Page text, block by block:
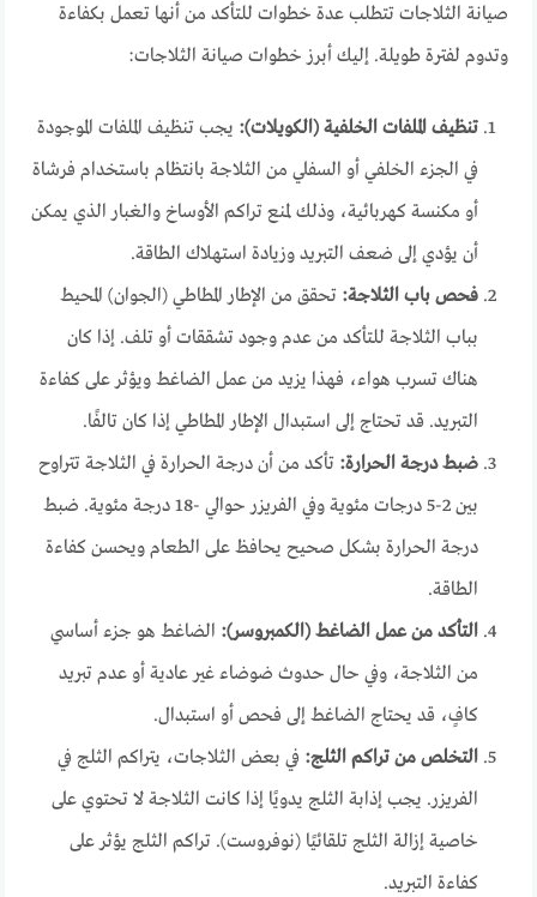
صيانة الثلاجات تتطلب عدة خطوات للتأكد من أنها تعمل بكفاءة
وتدوم لفترة طويلة. إليك أبرز خطوات صيانة الثلاجات:
تنظيف الملفات الخلفية (الكويلات): يجب تنظيف الملفات الموجودة
في الجزء الخلفي أو السفلي من الثلاجة بانتظام باستخدام فرشاة
أو مكنسة كهربائية، وذلك لمنع تراكم الأوساخ والغبار الذي يمكن
أن يؤدي إلى ضعف التبريد وزيادة استهلاك الطاقة.
فحص باب الثلاجة: تحقق من الإطار المطاطي (الجوان) المحيط
بباب الثلاجة للتأكد من عدم وجود تشققات أو تلف. إذا كان
هناك تسرب هواء، فهذا يزيد من عمل الضاغط ويؤثر على كفاءة
التبريد. قد تحتاج إلى استبدال الإطار المطاطي إذا كان تالفًا.
ضبط درجة الحرارة: تأكد من أن درجة الحرارة في الثلاجة تتراوح
بين 2-5 درجات مئوية وفي الفريزر حوالي -18 درجة مئوية. ضبط
درجة الحرارة بشكل صحيح يحافظ على الطعام ويحسن كفاءة
الطاقة.
التأكد من عمل الضاغط (الكمبروسر): الضاغط هو جزء أساسي
من الثلاجة، وفي حال حدوث ضوضاء غير عادية أو عدم تبريد
كافٍ، قد يحتاج الضاغط إلى فحص أو استبدال.
التخلص من تراكم الثلج: في بعض الثلاجات، يتراكم الثلج في
الفريزر. يجب إذابة الثلج يدويًا إذا كانت الثلاجة لا تحتوي على
خاصية إزالة الثلج تلقائيًا (نوفروست). تراكم الثلج يؤثر على
كفاءة التبريد.